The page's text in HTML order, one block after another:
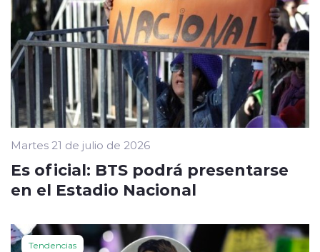
Martes 21 de julio de 2026
Es oficial: BTS podrá presentarse
en el Estadio Nacional
Tendencias